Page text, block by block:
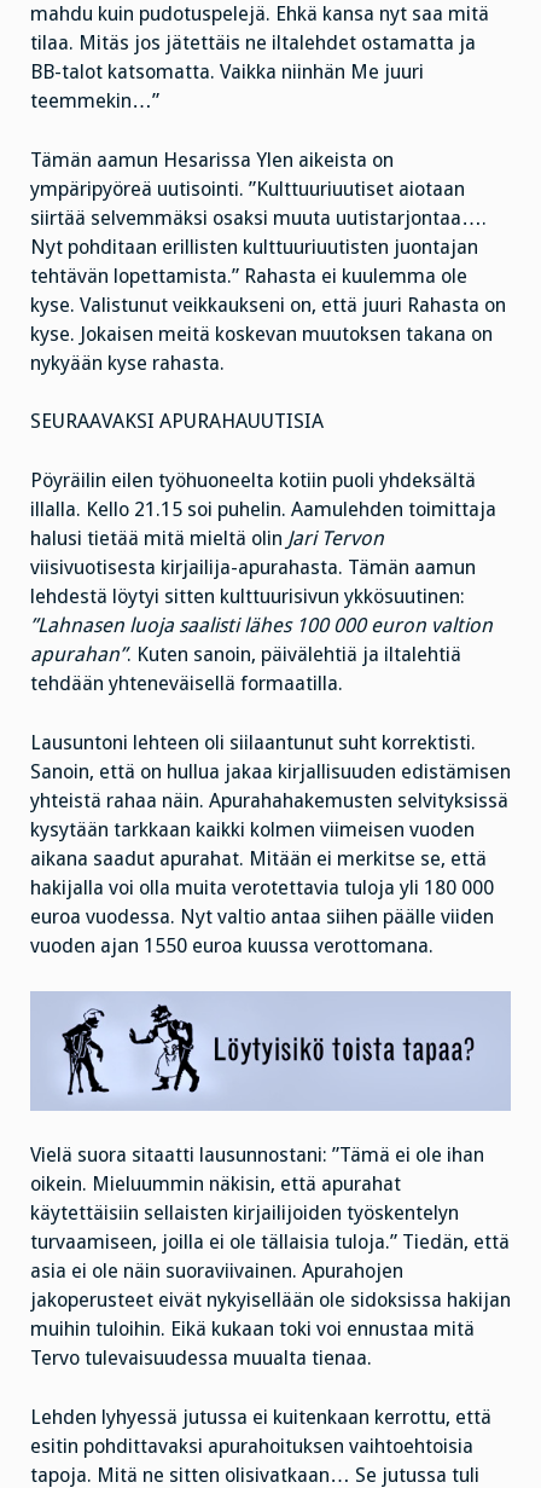
mahdu kuin pudotuspelejä. Ehkä kansa nyt saa mitä
tilaa. Mitäs jos jätettäis ne iltalehdet ostamatta ja
BB-talot katsomatta. Vaikka niinhän Me juuri
teemmekin…”
Tämän aamun Hesarissa Ylen aikeista on
ympäripyöreä uutisointi. ”Kulttuuriuutiset aiotaan
siirtää selvemmäksi osaksi muuta uutistarjontaa….
Nyt pohditaan erillisten kulttuuriuutisten juontajan
tehtävän lopettamista.” Rahasta ei kuulemma ole
kyse. Valistunut veikkaukseni on, että juuri Rahasta on
kyse. Jokaisen meitä koskevan muutoksen takana on
nykyään kyse rahasta.
SEURAAVAKSI APURAHAUUTISIA
Pöyräilin eilen työhuoneelta kotiin puoli yhdeksältä
illalla. Kello 21.15 soi puhelin. Aamulehden toimittaja
halusi tietää mitä mieltä olin Jari Tervon
viisivuotisesta kirjailija-apurahasta. Tämän aamun
lehdestä löytyi sitten kulttuurisivun ykkösuutinen:
”Lahnasen luoja saalisti lähes 100 000 euron valtion
apurahan”. Kuten sanoin, päivälehtiä ja iltalehtiä
tehdään yhteneväisellä formaatilla.
Lausuntoni lehteen oli siilaantunut suht korrektisti.
Sanoin, että on hullua jakaa kirjallisuuden edistämisen
yhteistä rahaa näin. Apurahahakemusten selvityksissä
kysytään tarkkaan kaikki kolmen viimeisen vuoden
aikana saadut apurahat. Mitään ei merkitse se, että
hakijalla voi olla muita verotettavia tuloja yli 180 000
euroa vuodessa. Nyt valtio antaa siihen päälle viiden
vuoden ajan 1550 euroa kuussa verottomana.
Vielä suora sitaatti lausunnostani: ”Tämä ei ole ihan
oikein. Mieluummin näkisin, että apurahat
käytettäisiin sellaisten kirjailijoiden työskentelyn
turvaamiseen, joilla ei ole tällaisia tuloja.” Tiedän, että
asia ei ole näin suoraviivainen. Apurahojen
jakoperusteet eivät nykyisellään ole sidoksissa hakijan
muihin tuloihin. Eikä kukaan toki voi ennustaa mitä
Tervo tulevaisuudessa muualta tienaa.
Lehden lyhyessä jutussa ei kuitenkaan kerrottu, että
esitin pohdittavaksi apurahoituksen vaihtoehtoisia
tapoja. Mitä ne sitten olisivatkaan… Se jutussa tuli